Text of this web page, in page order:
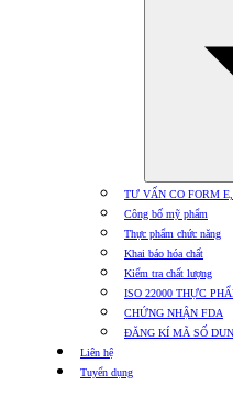
TƯ VẤN CO FORM
Công bố mỹ phẩm
Thực phẩm chức năng
Khai báo hóa chất
Kiểm tra chất lượng
ISO 22000 THỰC
CHỨNG NHẬN FDA
ĐĂNG KÍ MÃ SỐ
Liên hệ
Tuyển dụng